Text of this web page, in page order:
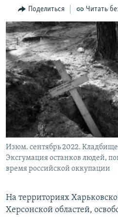
Вернутся
поиску
ИНТЕРАКТИВ
ИНФОГРАФИКА
ТЕЛЕПРОЕКТ КРЫМ.РЕАЛИИ
СОВЕТЫ ПРАВОЗАЩИТНИКОВ
ПРОПАВШИЕ БЕЗ ВЕСТИ
ПОБЕДИТЕЛЕЙ НЕ СУДЯТ?
КРЫМ.НЕПОКОРЕННЫЙ
ELIFBE
УКРАИНСКАЯ ПРОБЛЕМА КРЫМА
РАДІО СВОБОДА
КАК ОБОЙТИ БЛОКИРОВКУ
Українською
Qırımtatar
ПРИСОЕДИНЯЙТЕСЬ!
Все сайты RFE/RL
Поделиться Читать
Изюм. сентябрь 2022.
Эксгумация останков людей,
время российской оккупации
На территориях
Херсонской областей,